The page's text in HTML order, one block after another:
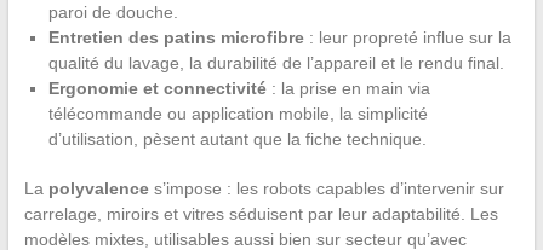
paroi de douche.
Entretien des patins microfibre: leur propreté influe sur la
qualité du lavage, la durabilité de l’appareil et le rendu final.
Ergonomie et connectivité: la prise en main via
télécommande ou application mobile, la simplicité
d’utilisation, pèsent autant que la fiche technique.
La polyvalences’impose : les robots capables d’intervenir sur
carrelage, miroirs et vitres séduisent par leur adaptabilité. Les
modèles mixtes, utilisables aussi bien sur secteur qu’avec